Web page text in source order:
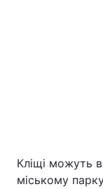
Головна
Кліщі можуть
міському